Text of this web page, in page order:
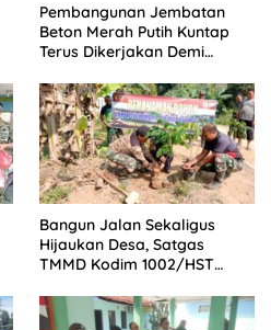
Pembangunan Jembatan
Beton Merah Putih Kuntap
Terus Dikerjakan Demi
Masyarakat
Bangun Jalan Sekaligus
Hijaukan Desa, Satgas
TMMD Kodim 1002/HST